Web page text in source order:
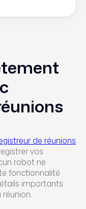
de réunions
vos
robot ne
fonctionnalité
importants